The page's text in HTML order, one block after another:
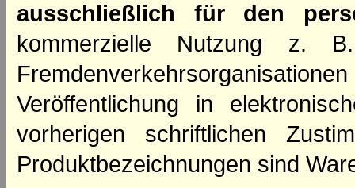
ausschließlich für den
kommerzielle Nutzung z.
Veröffentlichung in
vorherigen schriftlichen
Produktbezeichnungen sind